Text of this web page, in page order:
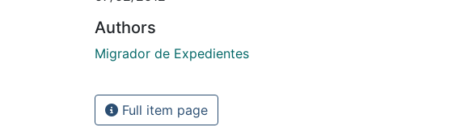
Authors
Migrador de Expedientes
Full item page